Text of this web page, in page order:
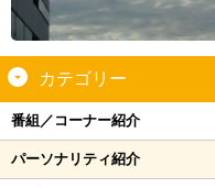
カテゴリー
番組／コーナー紹介
パーソナリティ紹介